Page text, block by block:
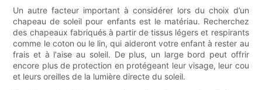
Un autre facteur important à considérer lors du choix d’un
chapeau de soleil pour enfants est le matériau. Recherchez
des chapeaux fabriqués à partir de tissus légers et respirants
comme le coton ou le lin, qui aideront votre enfant à rester au
frais et à l'aise au soleil. De plus, un large bord peut offrir
encore plus de protection en protégeant leur visage, leur cou
et leurs oreilles de la lumière directe du soleil.